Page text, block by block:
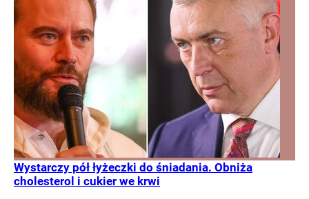
Wystarczy pół łyżeczki do śniadania. Obniża
cholesterol i cukier we krwi